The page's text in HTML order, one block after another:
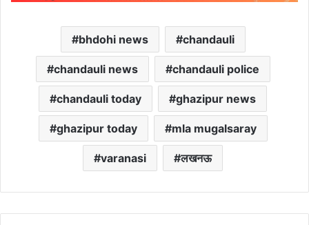
bhdohi news chandauli
chandauli news chandauli police
chandauli today ghazipur news
ghazipur today mla mugalsaray
varanasi लखनऊ